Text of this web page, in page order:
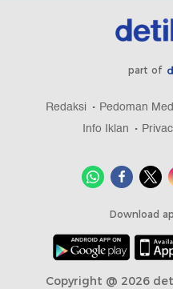
part of
Redaksi Pedoman
Info Iklan
Download
Copyright @ 2026